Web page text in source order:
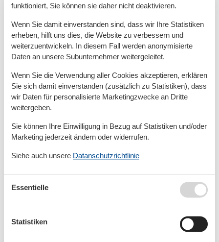
Fresenburg
Friedeburg
Friederikensiel
funktioniert, Sie können sie daher nicht deaktivieren.
Wenn Sie damit einverstanden sind, dass wir Ihre Statistiken
erheben, hilft uns dies, die Website zu verbessern und
weiterzuentwickeln. In diesem Fall werden anonymisierte
Daten an unsere Subunternehmer weitergeleitet.
Wenn Sie die Verwendung aller Cookies akzeptieren, erklären
Sie sich damit einverstanden (zusätzlich zu Statistiken), dass
wir Daten für personalisierte Marketingzwecke an Dritte
weitergeben.
Sie können Ihre Einwilligung in Bezug auf Statistiken und/oder
Marketing jederzeit ändern oder widerrufen.
Siehe auch unsere Datanschutzrichtlinie
Essentielle
Statistiken